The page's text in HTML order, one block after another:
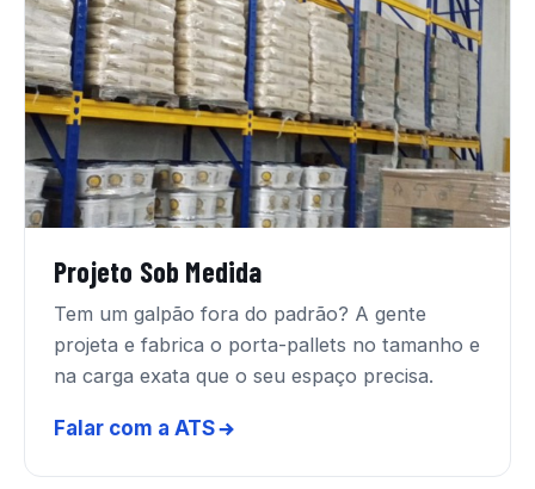
Projeto Sob Medida
Tem um galpão fora do padrão? A gente
projeta e fabrica o porta-pallets no tamanho e
na carga exata que o seu espaço precisa.
Falar com a ATS